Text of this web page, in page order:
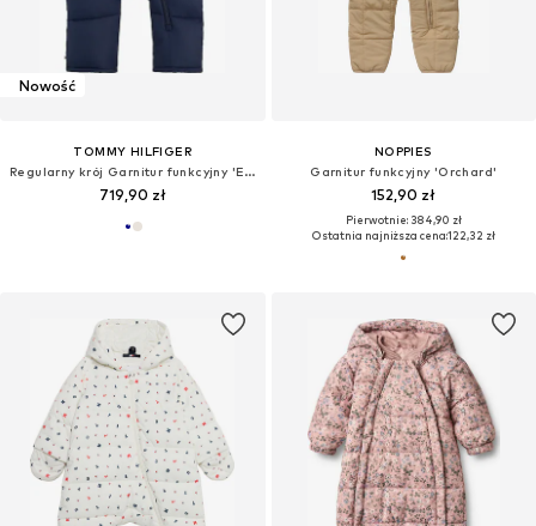
Nowość
TOMMY HILFIGER
Regularny krój Garnitur funkcyjny 'ESSENTIAL'
719,90 zł
NOPPIES
Garnitur funkcyjny 'Orchard'
152,90 zł
Pierwotnie: 384,90 zł
Ostatnia najniższa cena:122,32 zł